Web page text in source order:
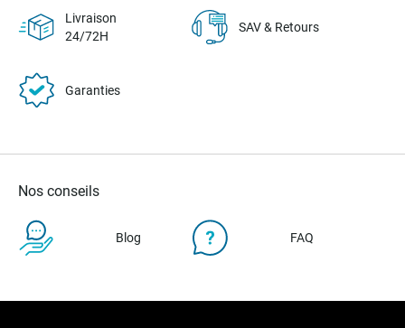
Livraison
24/72H
SAV & Retours
Garanties
Nos conseils
Blog FAQ